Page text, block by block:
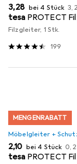
EUR
3,28 bei 4 Stück
tesa PROTECT
Filzgleiter, 1 Stk.
199
MENGENRABATT
Möbelgleiter +
EUR
2,10 bei 4 Stück EUR
tesa PROTECT